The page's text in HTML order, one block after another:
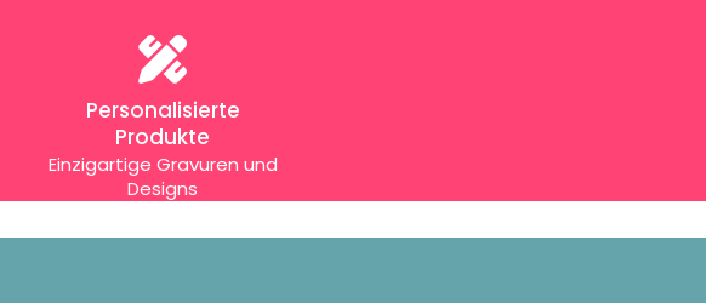
Personalisierte
Produkte
Einzigartige Gravuren und
Designs